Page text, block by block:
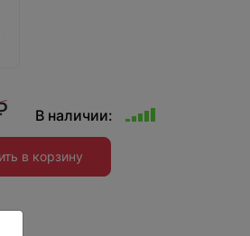
В наличии:
в корзину